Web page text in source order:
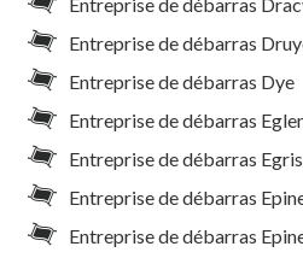
Entreprise de débarras
Entreprise de débarras Dye
Entreprise de débarras
Entreprise de débarras
Entreprise de débarras
Entreprise de débarras